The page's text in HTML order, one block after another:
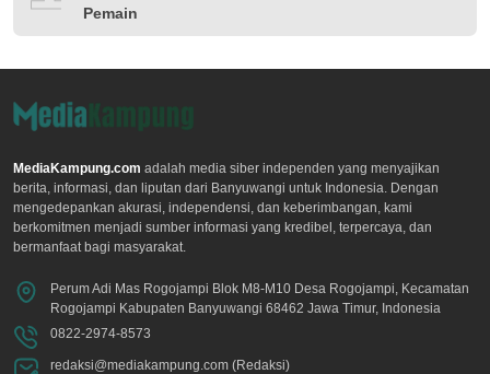
Pemain
MediaKampung.com adalah media siber independen yang menyajikan
berita, informasi, dan liputan dari Banyuwangi untuk Indonesia. Dengan
mengedepankan akurasi, independensi, dan keberimbangan, kami
berkomitmen menjadi sumber informasi yang kredibel, terpercaya, dan
bermanfaat bagi masyarakat.
Perum Adi Mas Rogojampi Blok M8-M10 Desa Rogojampi, Kecamatan
Rogojampi Kabupaten Banyuwangi 68462 Jawa Timur, Indonesia
0822-2974-8573
redaksi@mediakampung.com (Redaksi)